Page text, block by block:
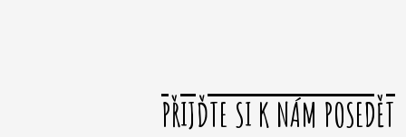
PŘIJĎTE SI K NÁM POSEDĚT